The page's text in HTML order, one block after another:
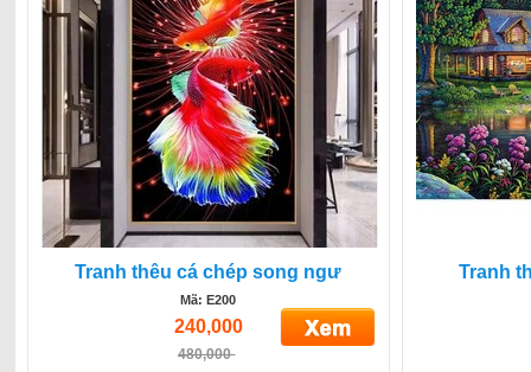
Tranh thêu cá chép song ngư
Mã: E200
240,000
480,000
Tranh